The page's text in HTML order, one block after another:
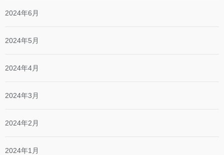
2024年6月
2024年5月
2024年4月
2024年3月
2024年2月
2024年1月